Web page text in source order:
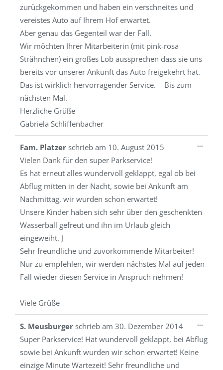
zurückgekommen und haben ein verschneites und
vereistes Auto auf Ihrem Hof erwartet.
Aber genau das Gegenteil war der Fall.
Wir möchten Ihrer Mitarbeiterin (mit pink-rosa
Strähnchen) ein großes Lob aussprechen dass sie uns
bereits vor unserer Ankunft das Auto freigekehrt hat.
Das ist wirklich hervorragender Service. Bis zum
nächsten Mal.
Herzliche Grüße
Gabriela Schliffenbacher
Fam. Platzer schrieb am 10. August 2015
Vielen Dank für den super Parkservice!
Es hat erneut alles wundervoll geklappt, egal ob bei
Abflug mitten in der Nacht, sowie bei Ankunft am
Nachmittag, wir wurden schon erwartet!
Unsere Kinder haben sich sehr über den geschenkten
Wasserball gefreut und ihn im Urlaub gleich
eingeweiht. J
Sehr freundliche und zuvorkommende Mitarbeiter!
Nur zu empfehlen, wir werden nächstes Mal auf jeden
Fall wieder diesen Service in Anspruch nehmen!
Viele Grüße
...
S. Meusburger schrieb am 30. Dezember 2014
Super Parkservice! Hat wundervoll geklappt, bei Abflug
sowie bei Ankunft wurden wir schon erwartet! Keine
einzige Minute Wartezeit! Sehr freundliche und
...
ein-/